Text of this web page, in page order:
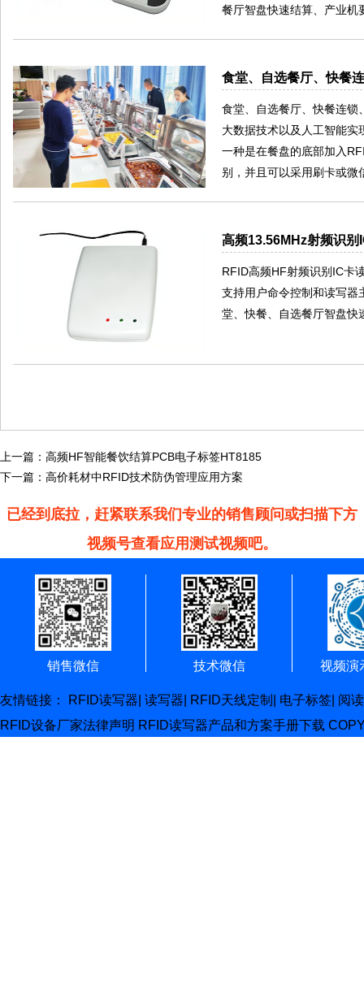
餐厅智盘快速结算、产业机
食堂、自选餐厅、快餐
食堂、自选餐厅、快餐连锁
大数据技术以及人工智能
一种是在餐盘的底部加入
别，并且可以采用刷卡或微
高频13.56MHz射频识
RFID高频HF射频识别IC卡
支持用户命令控制和读写器
堂、快餐、自选餐厅智盘快
上一篇： 高频HF智能餐饮结算PCB电子标签HT8185
下一篇： 高价耗材中RFID技术防伪管理应用方案
已经到底拉，赶紧联系我们专业的销售顾问或扫描下方
视频号查看应用测试视频吧。
销售微信 技术微信 视频演
友情链接： RFID读写器 读写器 RFID天线定制 电子标签 阅
RFID设备厂家法律声明 RFID读写器产品和方案手册下载